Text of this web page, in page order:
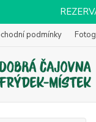
podmínky